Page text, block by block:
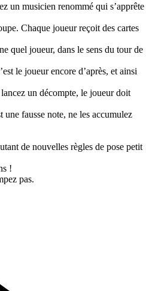
un musicien renommé qui s’apprête
Chaque joueur reçoit des cartes
quel joueur, dans le sens du tour de
le joueur encore d’après, et ainsi
un décompte, le joueur doit
fausse note, ne les accumulez
de nouvelles règles de pose petit
!
pas.